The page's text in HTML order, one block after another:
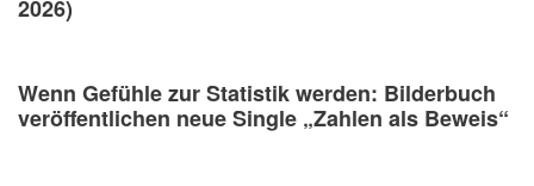
2026)
Wenn Gefühle zur Statistik werden: Bilderbuch
veröffentlichen neue Single „Zahlen als Beweis“